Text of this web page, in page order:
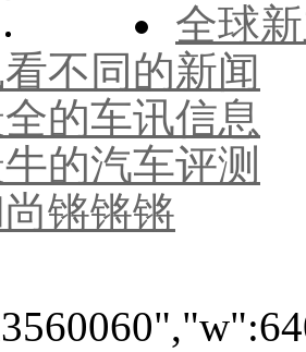
全球
看不同的新闻
的车讯信息
的汽车评测
锵锵锵